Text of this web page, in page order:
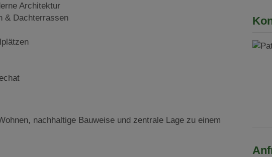
Architektur
& Dachterrassen
nachhaltige Bauweise und zentrale Lage zu einem